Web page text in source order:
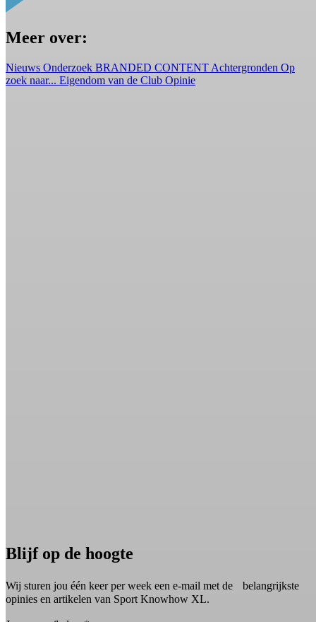
Meer over:
Nieuws Onderzoek BRANDED CONTENT Achtergronden Op
zoek naar... Eigendom van de Club Opinie
Blijf op de hoogte
Wij sturen jou één keer per week een e-mail met de belangrijkste
opinies en artikelen van Sport Knowhow XL.